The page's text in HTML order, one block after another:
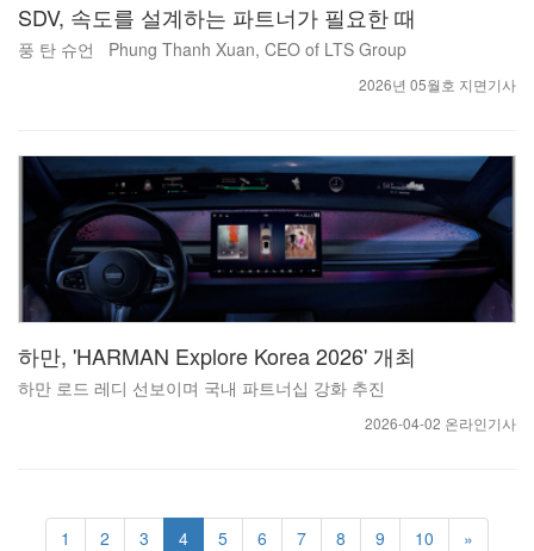
SDV, 속도를 설계하는 파트너가 필요한 때
풍 탄 슈언 Phung Thanh Xuan, CEO of LTS Group
2026년 05월호 지면기사
하만, 'HARMAN Explore Korea 2026' 개최
하만 로드 레디 선보이며 국내 파트너십 강화 추진
2026-04-02 온라인기사
1 2 3 4 5 6 7 8 9 10 »